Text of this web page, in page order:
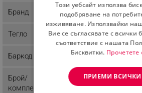
Бранд Kinghoff
Тегло 2.5 kg
Баркод 5908287215993
Брой/
комплект
Този уебсайт използва
подобряване на
изживяване. Използвайки
Вие се съгласявате с всички
съответствие с нашата
Бисквитки.
ПРИЕМИ ВСИЧКИ